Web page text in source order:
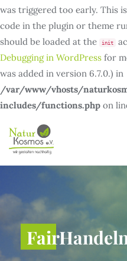
was triggered too early. This
code in the plugin or theme
should be loaded at the
init
Debugging in WordPress for
was added in version 6.7.0.) in
/var/www/vhosts/
includes/functions.php on